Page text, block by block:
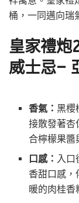
桶，一同邁向瑞
皇家禮炮
威士忌–
香氣：黑櫻
接散發著杏
合檸檬果醬
口感： 入口
香甜口感，
暖的肉桂香